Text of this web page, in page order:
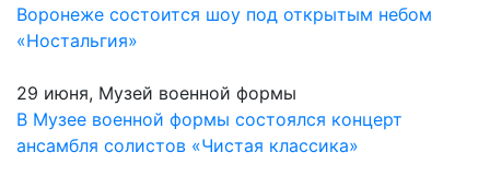
Воронеже состоится шоу под открытым небом
«Ностальгия»
29 июня, Музей военной формы
В Музее военной формы состоялся концерт
ансамбля солистов «Чистая классика»